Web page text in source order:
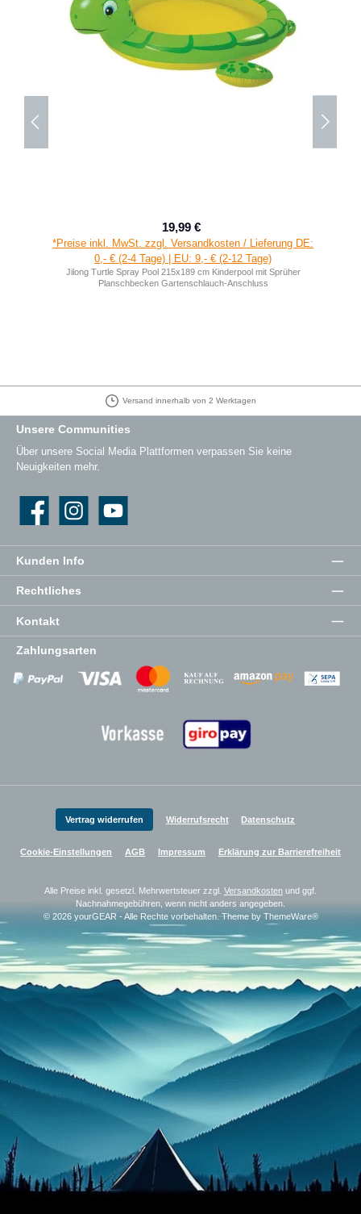
Verkaufspreis:
19,99 €
*Preise inkl. MwSt. zzgl. Versandkosten / Lieferung DE:
0,- € (2-4 Tage) | EU: 9,- € (2-12 Tage)
Jilong Turtle Spray Pool 215x189 cm Kinderpool mit Sprüher
Planschbecken Gartenschlauch-Anschluss
Versand innerhalb von 2 Werktagen
Kunden Info
Rechtliches
Kontakt
Unsere Communities
Über unsere Social Media Plattformen verpassen Sie keine
Neuigkeiten mehr.
Instagram YouTube
Zahlungsarten
Zahlungsanbieter Zahlungsanbieter
Zahlungsanbieter
Vertrag widerrufen Widerrufsrecht Datenschutz
Cookie-Einstellungen AGB Impressum Erklärung zur Barrierefreiheit
Alle Preise inkl. gesetzl. Mehrwertsteuer zzgl. Versandkosten und ggf.
Nachnahmegebühren, wenn nicht anders angegeben.
© 2026 yourGEAR - Alle Rechte vorbehalten. Theme by ThemeWare®